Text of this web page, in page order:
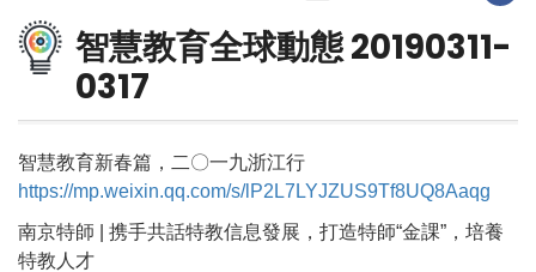
智慧教育全球動態 20190311-
0317
智慧教育新春篇，二〇一九浙江行
https://mp.weixin.qq.com/s/lP2L7LYJZUS9Tf8UQ8Aaqg
南京特師 | 携手共話特教信息發展，打造特師“金課”，培養
特教人才